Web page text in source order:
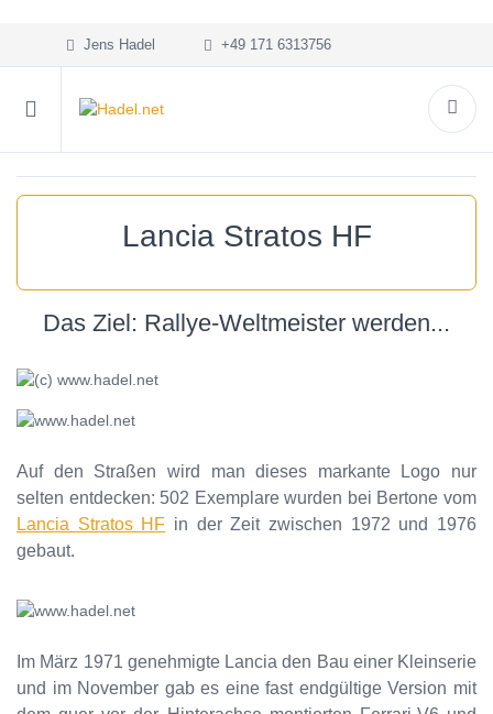
Jens Hadel +49 171 6313756
Lancia Stratos HF
Das Ziel: Rallye-Weltmeister werden...
Auf den Straßen wird man dieses markante Logo nur
selten entdecken: 502 Exemplare wurden bei Bertone vom
Lancia Stratos HF in der Zeit zwischen 1972 und 1976
gebaut.
Im März 1971 genehmigte Lancia den Bau einer Kleinserie
und im November gab es eine fast endgültige Version mit